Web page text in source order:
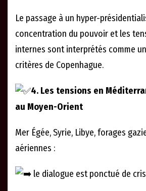
Le passage à un hyper-
concentration du pouvoir et les
internes sont interprétés comme
critères de Copenhague.
4. Les tensions en
au Moyen-Orient
Mer Égée, Syrie, Libye, forages
aériennes :
le dialogue est ponctué de